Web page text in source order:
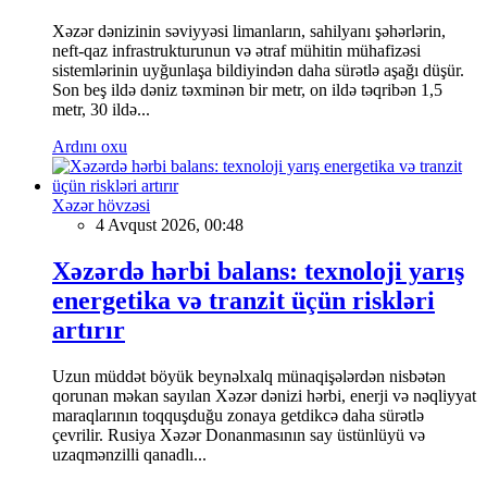
Xəzər dənizinin səviyyəsi limanların, sahilyanı şəhərlərin,
neft-qaz infrastrukturunun və ətraf mühitin mühafizəsi
sistemlərinin uyğunlaşa bildiyindən daha sürətlə aşağı düşür.
Son beş ildə dəniz təxminən bir metr, on ildə təqribən 1,5
metr, 30 ildə...
Ardını oxu
Xəzər hövzəsi
4 Avqust 2026, 00:48
Xəzərdə hərbi balans: texnoloji yarış
energetika və tranzit üçün riskləri
artırır
Uzun müddət böyük beynəlxalq münaqişələrdən nisbətən
qorunan məkan sayılan Xəzər dənizi hərbi, enerji və nəqliyyat
maraqlarının toqquşduğu zonaya getdikcə daha sürətlə
çevrilir. Rusiya Xəzər Donanmasının say üstünlüyü və
uzaqmənzilli qanadlı...